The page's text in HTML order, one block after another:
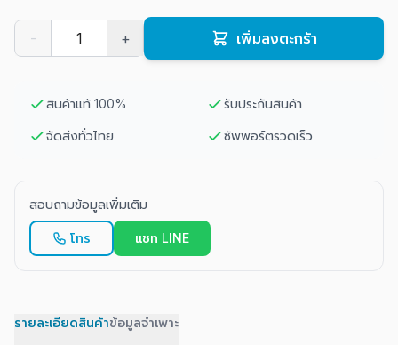
- + เพิ่มลงตะกร้า
สินค้าแท้ 100% รับประกันสินค้า
จัดส่งทั่วไทย ซัพพอร์ตรวดเร็ว
สอบถามข้อมูลเพิ่มเติม
โทร แชท LINE
รายละเอียดสินค้าข้อมูลจำเพาะ